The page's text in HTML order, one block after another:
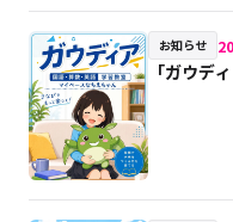
お知らせ
「ガウデ